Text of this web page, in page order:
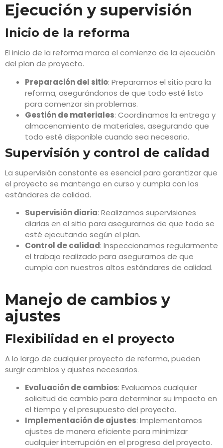
Ejecución y supervisión
Inicio de la reforma
El inicio de la reforma marca el comienzo de la ejecución
del plan de proyecto.
Preparación del sitio: Preparamos el sitio para la
reforma, asegurándonos de que todo esté listo
para comenzar sin problemas.
Gestión de materiales: Coordinamos la entrega y
almacenamiento de materiales, asegurando que
todo esté disponible cuando sea necesario.
Supervisión y control de calidad
La supervisión constante es esencial para garantizar que
el proyecto se mantenga en curso y cumpla con los
estándares de calidad.
Supervisión diaria: Realizamos supervisiones
diarias en el sitio para asegurarnos de que todo se
esté ejecutando según el plan.
Control de calidad: Inspeccionamos regularmente
el trabajo realizado para asegurarnos de que
cumpla con nuestros altos estándares de calidad.
Manejo de cambios y
ajustes
Flexibilidad en el proyecto
A lo largo de cualquier proyecto de reforma, pueden
surgir cambios y ajustes necesarios.
Evaluación de cambios: Evaluamos cualquier
solicitud de cambio para determinar su impacto en
el tiempo y el presupuesto del proyecto.
Implementación de ajustes: Implementamos
ajustes de manera eficiente para minimizar
cualquier interrupción en el progreso del proyecto.